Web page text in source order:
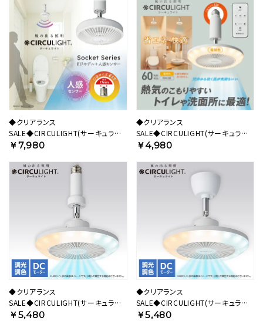
◆クリアランス
SALE◆CIRCULIGHT(サーキュライ
ト) 人感センサー付き ソケットシリー
DSLE40SCWH 【SH】
￥7,980
◆クリアランス
SALE◆CIRCULIGHT(サーキュライ
ト) ソケットシリーズ E26モデル 電球
￥4,980
◆クリアランス
SALE◆CIRCULIGHT(サーキュライ
ト) ソケットシリーズ E26モデル 調色
￥5,480
◆クリアランス
SALE◆CIRCULIGHT(サーキュライ
ト) ソケットシリーズ 引掛けモデル 調
￥5,480